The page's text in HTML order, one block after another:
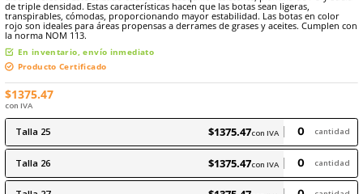
hombre
Las botas de seguridad Forte SF88 garantizan la protección de los
diseño versátil. Este calzado cuenta con casquillo resistente,
de triple densidad. Estas características hacen que las botas sean
transpirables, cómodas, proporcionando mayor estabilidad. Las
rojo son ideales para áreas propensas a derrames de grases y
la norma NOM 113.
En inventario, envío inmediato
Producto Certificado
$1375.47
con IVA
3.
chalecos
7.
lentes
8.
arnes
9. cascos